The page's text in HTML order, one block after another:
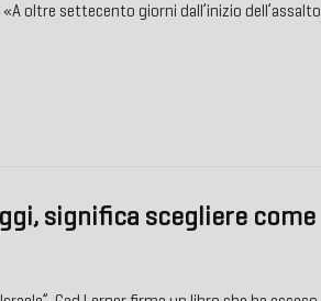
oltre settecento giorni dall’inizio dell’assalto
significa scegliere come